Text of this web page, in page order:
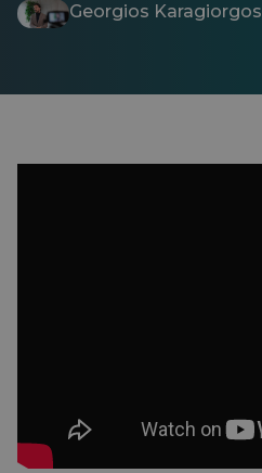
Georgios Karagiorgos